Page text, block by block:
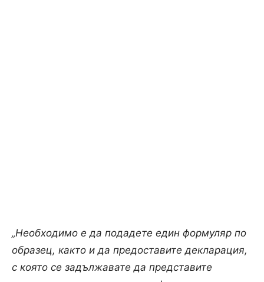
„Необходимо е да подадете един формуляр по
образец, както и да предоставите декларация,
с която се задължавате да представите